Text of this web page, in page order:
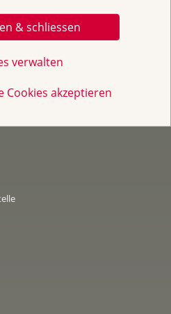
& schliessen
verwalten
Cookies akzeptieren